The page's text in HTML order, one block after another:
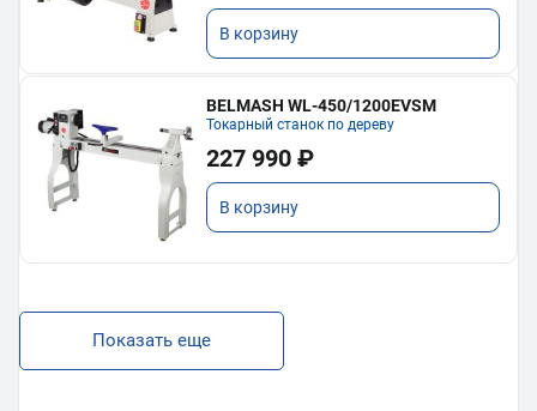
В корзину
BELMASH WL-450/1200EVSM
Токарный станок по дереву
227 990 ₽
В корзину
Показать еще